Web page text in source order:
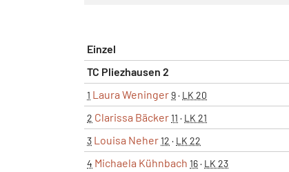
Einzel
TC Pliezhausen 2
1 Laura Weninger9· LK 20
2 Clarissa Bäcker11 · LK 21
3 Louisa Neher12 · LK 22
4 Michaela Kühnbach 16· LK 23